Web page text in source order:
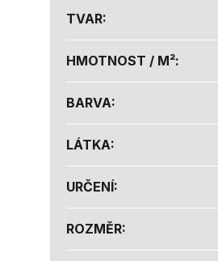
TVAR:
HMOTNOST / M²:
BARVA:
LÁTKA:
URČENÍ:
ROZMĚR: